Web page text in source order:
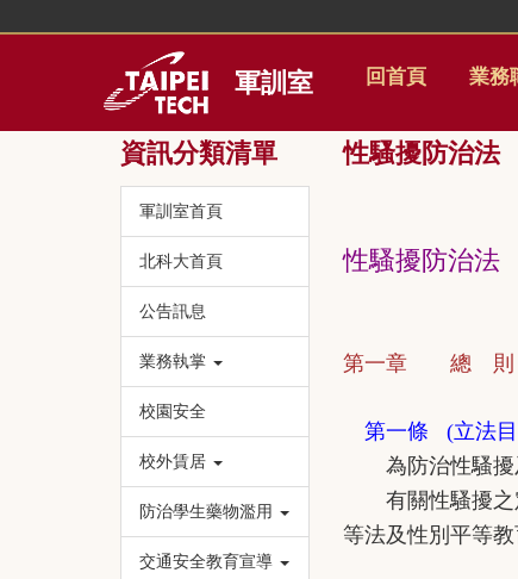
軍訓室 回首頁 業務
資訊分類清單
軍訓室首頁
北科大首頁
公告訊息
業務執掌
校園安全
校外賃居
防治學生藥物濫用
交通安全教育宣導
性騷擾防治法
性騷擾防治法
第一章 總 則
第一條 (立法
為防治性騷擾
有關性騷擾之定
等法及性別平等